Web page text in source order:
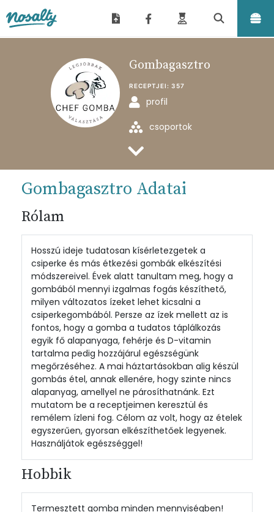
Nosalty
Gombagasztro
RECEPTJEI: 357
profil
csoportok
Gombagasztro Adatai
Rólam
Hosszú ideje tudatosan kísérletezgetek a
csiperke és más étkezési gombák elkészítési
módszereivel. Évek alatt tanultam meg, hogy a
gombából mennyi izgalmas fogás készíthető,
milyen változatos ízeket lehet kicsalni a
csiperkegombából. Persze az ízek mellett az is
fontos, hogy a gomba a tudatos táplálkozás
egyik fő alapanyaga, fehérje és D-vitamin
tartalma pedig hozzájárul egészségünk
megőrzéséhez. A mai háztartásokban alig készül
gombás étel, annak ellenére, hogy szinte nincs
alapanyag, amellyel ne párosíthatnánk. Ezt
mutatom be a receptjeimen keresztül és
remélem ízleni fog. Célom az volt, hogy az ételek
egyszerűen, gyorsan elkészíthetőek legyenek.
Használjátok egészséggel!
Hobbik
Termesztett gomba minden mennyiségben!